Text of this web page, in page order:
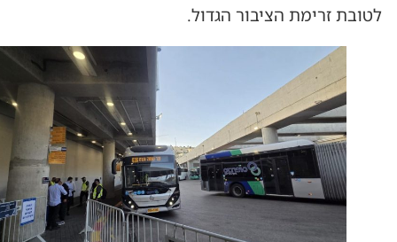
לטובת זרימת הציבור הגדול.